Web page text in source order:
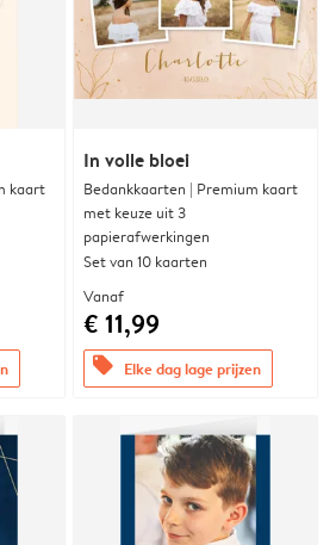
kaart
In volle bloei
Bedankkaarten | Premium kaart
met keuze uit 3
papierafwerkingen
Set van 10 kaarten
Vanaf
€ 11,99
offers Elke dag lage prijzen